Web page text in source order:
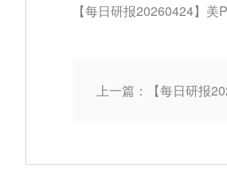
【每日研报20260424】
上一篇：【每日研报